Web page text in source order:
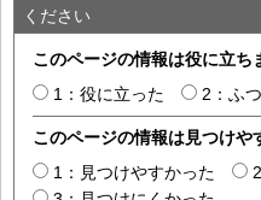
ください
このページの情報は役に立ち
1：役に立った
2：ふ
このページの情報は見つけや
1：見つけやすかった